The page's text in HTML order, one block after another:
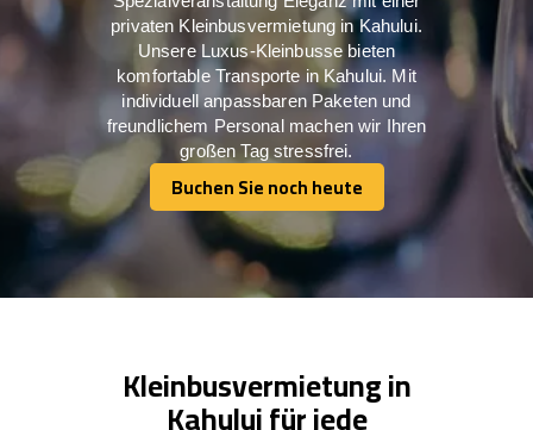
privaten Kleinbusvermietung in Kahului.
Unsere Luxus-Kleinbusse bieten
komfortable Transporte in Kahului. Mit
individuell anpassbaren Paketen und
freundlichem Personal machen wir Ihren
großen Tag stressfrei.
Buchen Sie noch heute
Buchen Sie noch heute
Kleinbusvermietung in
Kahului für jede